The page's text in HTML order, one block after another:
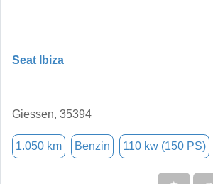
Seat Ibiza
Giessen, 35394
1.050 km Benzin 110 kw (150 PS)